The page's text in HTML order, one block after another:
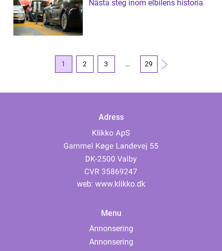
Nästa steg inom elbilens historia
1 2 3 … 29
Adress
web: www.klikko.dk
Menu
Annonsering
Annonsering